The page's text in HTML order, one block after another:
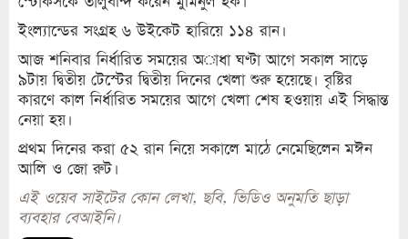
ইংল্যান্ডের সংগ্রহ ৬ উইকেট হারিয়ে ১১৪ রান।
আজ শনিবার নির্ধারিত সময়ের অাধা ঘণ্টা আগে সকাল সাড়ে
৯টায় দ্বিতীয় টেস্টের দ্বিতীয় দিনের খেলা শুরু হয়েছে। বৃষ্টির
কারণে কাল নির্ধারিত সময়ের আগে খেলা শেষ হওয়ায় এই সিদ্ধান্ত
নেয়া হয়।
প্রথম দিনের করা ৫২ রান নিয়ে সকালে মাঠে নেমেছিলেন মঈন
আলি ও জো রুট।
এই ওয়েব সাইটের কোন লেখা, ছবি, ভিডিও অনুমতি ছাড়া
ব্যবহার বেআইনি।